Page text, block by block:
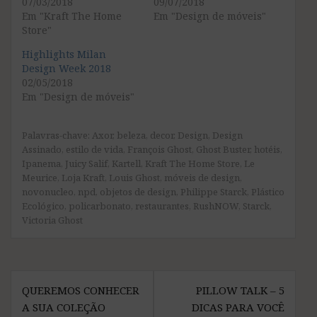
t
e
r
(
b
r
e
e
m
n
o
a
n
e
l
a
)
o
o
a
b
r
e
m
n
j
n
e
a
Em "Kraft The Home
Store"
Em "Design de móveis"
Highlights Milan
Design Week 2018
02/05/2018
Em "Design de móveis"
Palavras-chave: Axor, beleza, decor, Design, Design
Assinado, estilo de vida, François Ghost, Ghost Buster, hotéis,
Ipanema, Juicy Salif, Kartell, Kraft The Home Store, Le
Meurice, Loja Kraft, Louis Ghost, móveis de design,
novonucleo, npd, objetos de design, Philippe Starck, Plástico
Ecológico, policarbonato, restaurantes, RushNOW, Starck,
Victoria Ghost
Navegação
de
QUEREMOS CONHECER
A SUA COLEÇÃO
PILLOW TALK – 5
DICAS PARA VOCÊ